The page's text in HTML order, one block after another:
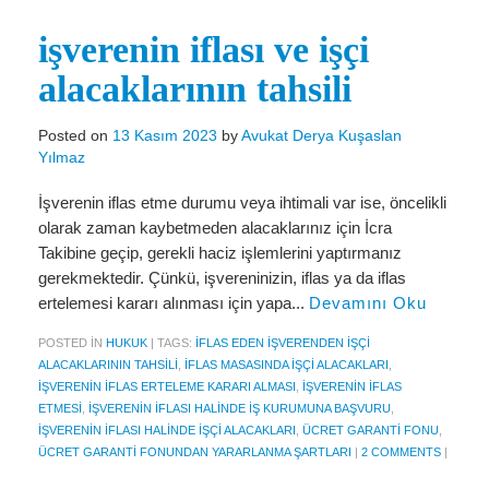
İcra Ve İflas Hukuku
Gayrimenkul hukuku
Ticaret Hukuku
Basında Derya Kuşaslan
HESAPLAMA ARAÇLARI
İhbar Tazminatı Hesaplama
Kıdem Tazminatı Hesaplama
Fazla Mesai Hesaplama
İşsizlik Maaşı Hesaplama
işverenin iflası ve işçi
alacaklarının tahsili
Posted on 13 Kasım 2023 byAvukat Derya Kuşaslan
Yılmaz
İşverenin iflas etme durumu veya ihtimali var ise, öncelikli
olarak zaman kaybetmeden alacaklarınız için İcra
Takibine geçip, gerekli haciz işlemlerini yaptırmanız
gerekmektedir. Çünkü, işvereninizin, iflas ya da iflas
ertelemesi kararı alınması için yapa... Devamını Oku
POSTED IN HUKUK | TAGS: IFLAS EDEN IŞVERENDEN IŞÇI
ALACAKLARININ TAHSILI
IFLAS MASASINDA IŞÇI ALACAKLARI
IŞVERENIN IFLAS ERTELEME KARARI ALMASI
İŞVERENIN IFLAS
ETMESI
IŞVERENIN IFLASI HALINDE İŞ KURUMUNA BAŞVURU
IŞVERENIN IFLASI HALINDE IŞÇI ALACAKLARI ÜCRET GARANTI FONU
ÜCRET GARANTI FONUNDAN YARARLANMA ŞARTLARI | 2 COMMENTS |